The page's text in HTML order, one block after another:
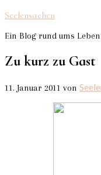
Seelensachen
Ein Blog rund ums
Zu kurz zu Gast
11. Januar 2011 von